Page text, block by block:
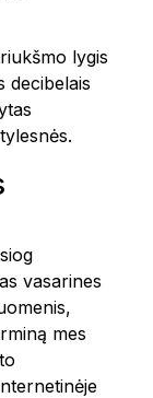
lygis
decibelais
vasarines
mes